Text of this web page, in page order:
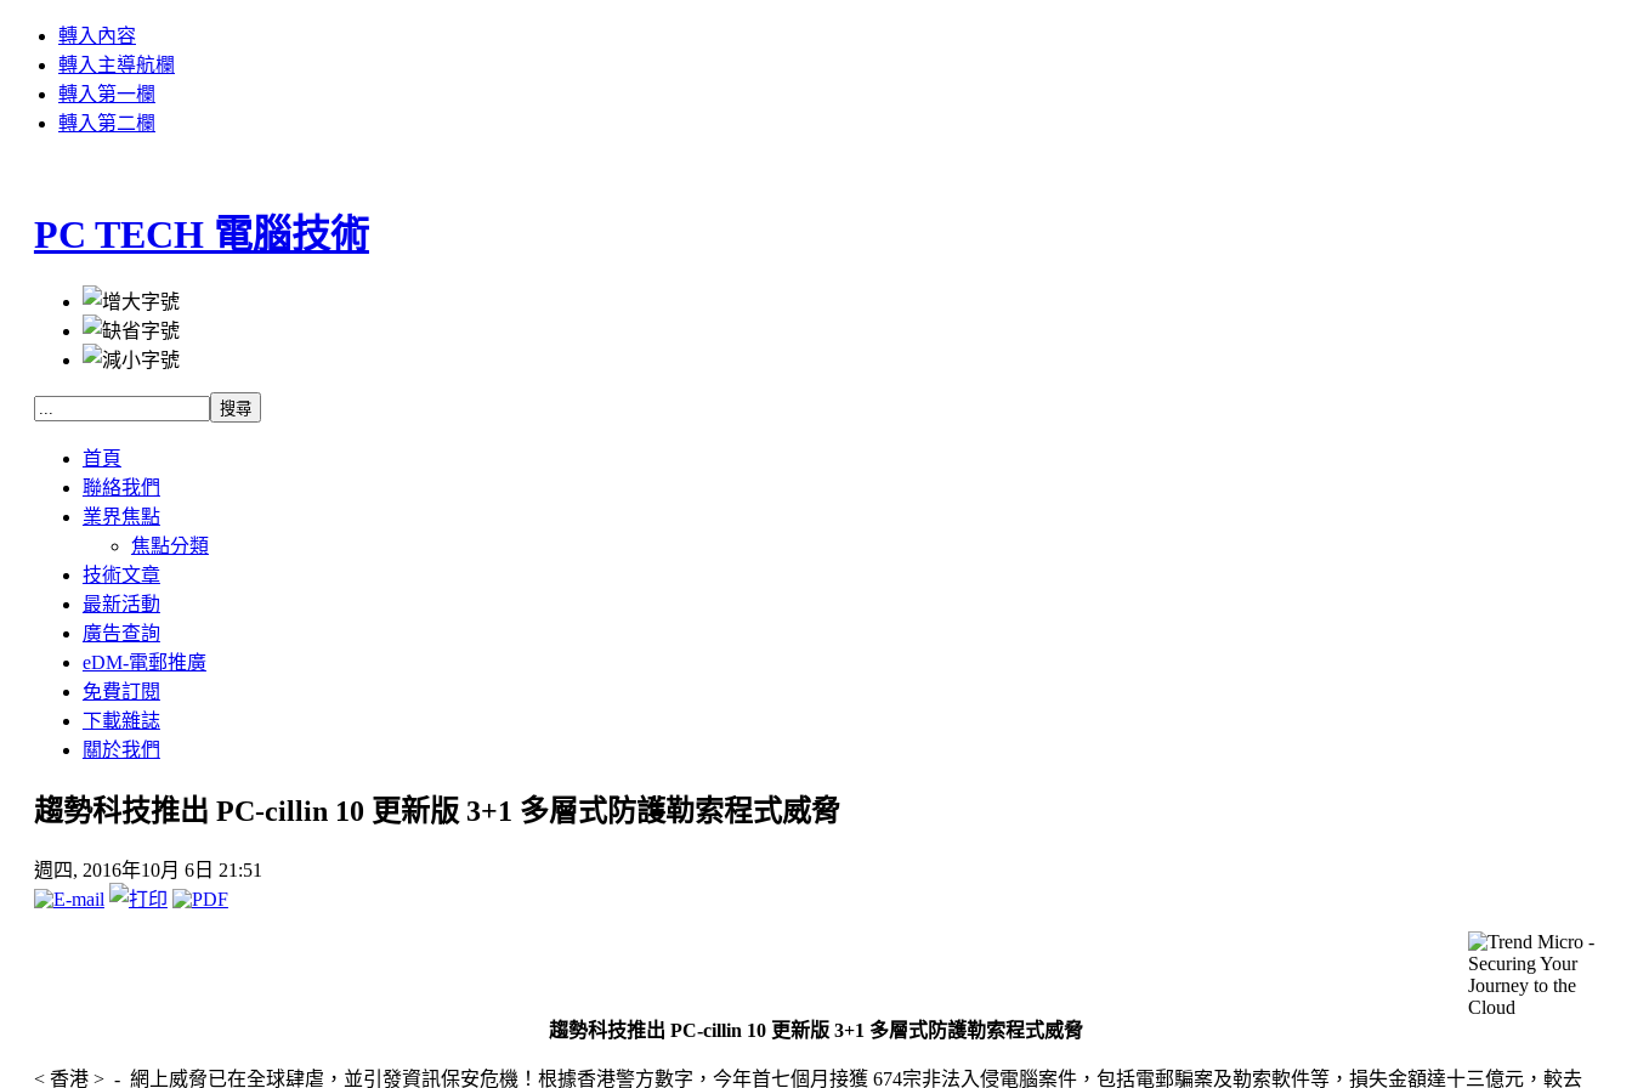
轉入內容
轉入主導航欄
轉入第一欄
轉入第二欄
PC TECH 電腦技術
首頁
聯絡我們
業界焦點
焦點分類
技術文章
最新活動
廣告查詢
eDM-電郵推廣
免費訂閱
下載雜誌
關於我們
趨勢科技推出 PC-cillin 10 更新版 3+1 多層式防護勒索程式威脅
週四, 2016年10月 6日 21:51
趨勢科技推出 PC-cillin 10 更新版 3+1 多層式防護勒索程式威脅
< 香港 > - 網上威脅已在全球肆虐，並引發資訊保安危機！根據香港警方數字，今年首七個月接獲 674宗非法入侵電腦案件，包括電郵騙案及勒索軟件等，損失金額達十三億元，較去